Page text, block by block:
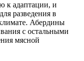
к адаптации, и
разведения в
Абердины
с остальными
мясной